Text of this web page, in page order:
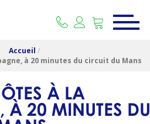
Accueil /
à 20 minutes du circuit du Mans
À LA
20 MINUTES DU